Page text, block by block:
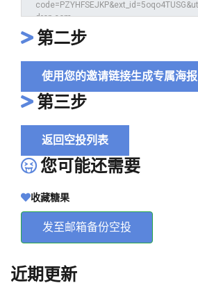
第二步
使用您的邀请链接生成专属海报
第三步
返回空投列表
您可能还需要
收藏糖果
发至邮箱备份空投
近期更新